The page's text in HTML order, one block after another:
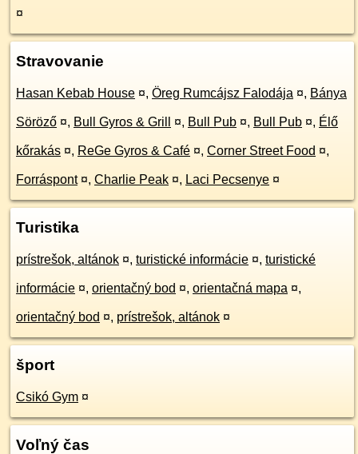
¤
Stravovanie
Hasan Kebab House ¤, Öreg Rumcájsz Falodája ¤, Bánya
Söröző ¤, Bull Gyros & Grill ¤, Bull Pub ¤, Bull Pub ¤, Élő
kőrakás ¤, ReGe Gyros & Café ¤, Corner Street Food ¤,
Forráspont ¤, Charlie Peak ¤, Laci Pecsenye ¤
Turistika
prístrešok, altánok ¤, turistické informácie ¤, turistické
informácie ¤, orientačný bod ¤, orientačná mapa ¤,
orientačný bod ¤, prístrešok, altánok ¤
šport
Csikó Gym ¤
Voľný čas